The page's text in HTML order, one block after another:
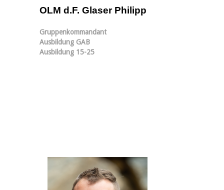
OLM d.F. Glaser Philipp
Gruppenkommandant
Ausbildung GAB
Ausbildung 15-25